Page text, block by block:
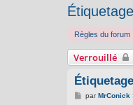
Règles du forum
Verrouillé
MparMrConick